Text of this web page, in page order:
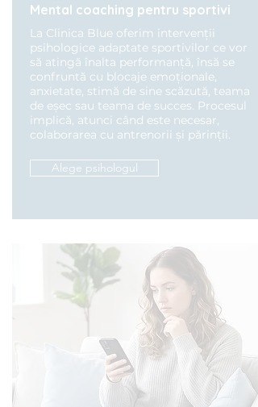
Mental coaching pentru sportivi
La Clinica Blue oferim intervenții
psihologice adaptate sportivilor ce vor
să atingă înalta performanță, însă se
confruntă cu blocaje emoționale,
anxietate, stimă de sine scăzută, teama
de eșec sau teama de succes. Procesul
implică, atunci când este necesar,
colaborarea cu antrenorii și părinții.
Alege psihologul